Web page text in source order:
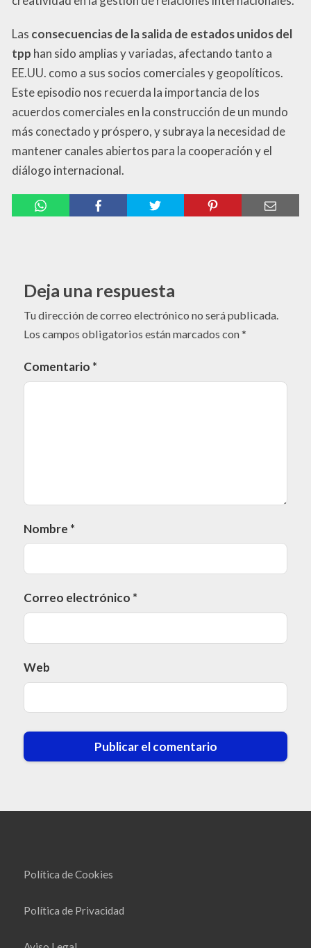
Las consecuencias de la salida de estados unidos del
tpp han sido amplias y variadas, afectando tanto a
EE.UU. como a sus socios comerciales y geopolíticos.
Este episodio nos recuerda la importancia de los
acuerdos comerciales en la construcción de un mundo
más conectado y próspero, y subraya la necesidad de
mantener canales abiertos para la cooperación y el
diálogo internacional.
Deja una respuesta
Tu dirección de correo electrónico no será publicada.
Los campos obligatorios están marcados con*
Comentario *
Nombre *
Correo electrónico *
Web
Política de Cookies
Política de Privacidad